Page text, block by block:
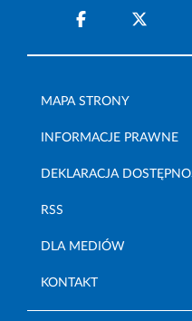
MAPA STRONY
INFORMACJE PRAWNE
DEKLARACJA
RSS
DLA MEDIÓW
KONTAKT